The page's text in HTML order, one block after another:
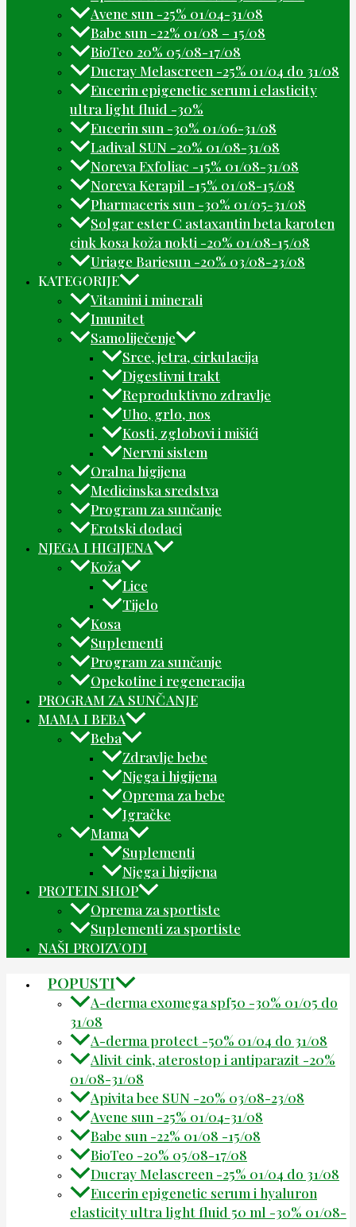
Avene sun -25% 01/04-31/08
Babe sun -22% 01/08 – 15/08
BioTeo 20% 05/08-17/08
Ducray Melascreen -25% 01/04 do 31/08
Eucerin epigenetic serum i elasticity
ultra light fluid -30%
Eucerin sun -30% 01/06-31/08
Ladival SUN -20% 01/08-31/08
Noreva Exfoliac -15% 01/08-31/08
Noreva Kerapil -15% 01/08-15/08
Pharmaceris sun -30% 01/05-31/08
Solgar ester C astaxantin beta karoten
cink kosa koža nokti -20% 01/08-15/08
Uriage Bariesun -20% 03/08-23/08
KATEGORIJE
Vitamini i minerali
Imunitet
Samoliječenje
Srce, jetra, cirkulacija
Digestivni trakt
Reproduktivno zdravlje
Uho, grlo, nos
Kosti, zglobovi i mišići
Nervni sistem
Oralna higijena
Medicinska sredstva
Program za sunčanje
Erotski dodaci
NJEGA I HIGIJENA
Koža
Lice
Tijelo
Kosa
Suplementi
Program za sunčanje
Opekotine i regeneracija
PROGRAM ZA SUNČANJE
MAMA I BEBA
Beba
Zdravlje bebe
Njega i higijena
Oprema za bebe
Igračke
Mama
Suplementi
Njega i higijena
PROTEIN SHOP
Oprema za sportiste
Suplementi za sportiste
NAŠI PROIZVODI
POPUSTI
A-derma exomega spf50 -30% 01/05 do
31/08
A-derma protect -50% 01/04 do 31/08
Alivit cink, aterostop i antiparazit -20%
01/08-31/08
Apivita bee SUN -20% 03/08-23/08
Avene sun -25% 01/04-31/08
Babe sun -22% 01/08 -15/08
BioTeo -20% 05/08-17/08
Ducray Melascreen -25% 01/04 do 31/08
Eucerin epigenetic serum i hyaluron
elasticity ultra light fluid 50 ml -30% 01/08-